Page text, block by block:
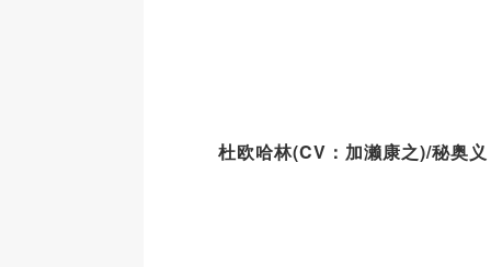
杜欧哈林(CV：加濑康之)/秘奥